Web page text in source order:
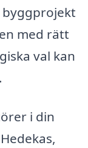
med rätt
val kan
i din